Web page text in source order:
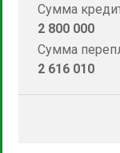
Сумма
2 800 000
Сумма
2 616 010